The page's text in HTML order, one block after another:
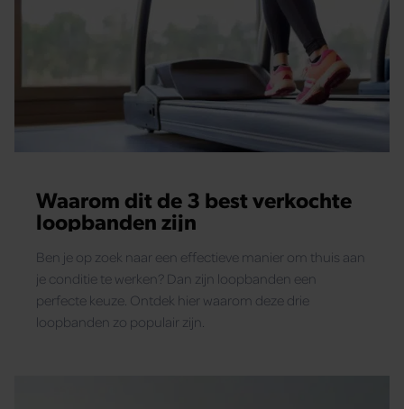
Waarom dit de 3 best verkochte
loopbanden zijn
Ben je op zoek naar een effectieve manier om thuis aan
je conditie te werken? Dan zijn loopbanden een
perfecte keuze. Ontdek hier waarom deze drie
loopbanden zo populair zijn.